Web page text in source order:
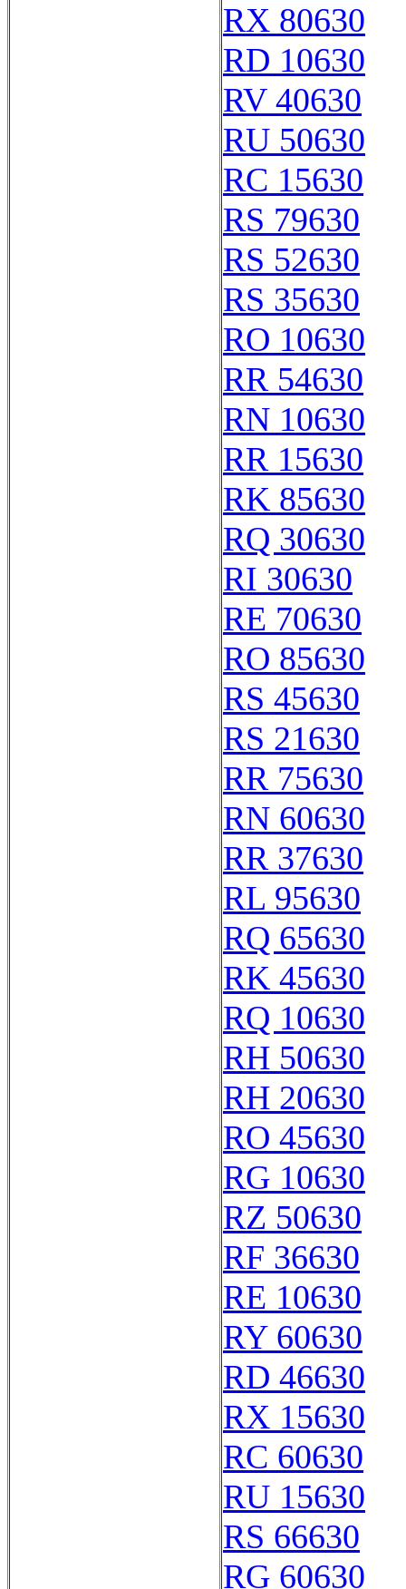
RX 80630
RD 10630
RV 40630
RU 50630
RC 15630
RS 79630
RS 52630
RS 35630
RO 10630
RR 54630
RN 10630
RR 15630
RK 85630
RQ 30630
RI 30630
RE 70630
RO 85630
RS 45630
RS 21630
RR 75630
RN 60630
RR 37630
RL 95630
RQ 65630
RK 45630
RQ 10630
RH 50630
RH 20630
RO 45630
RG 10630
RZ 50630
RF 36630
RE 10630
RY 60630
RD 46630
RX 15630
RC 60630
RU 15630
RS 66630
RG 60630